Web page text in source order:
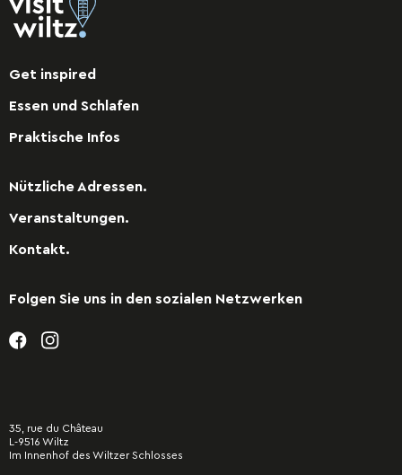
Get inspired
Essen und Schlafen
Praktische Infos
Nützliche Adressen.
Veranstaltungen.
Kontakt.
Folgen Sie uns in den sozialen Netzwerken
35, rue du Château
L-9516 Wiltz
Im Innenhof des Wiltzer Schlosses